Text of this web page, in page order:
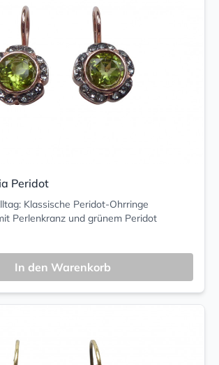
Peridot
Klassische Peridot-Ohrringe
Perlenkranz und grünem Peridot
In den Warenkorb